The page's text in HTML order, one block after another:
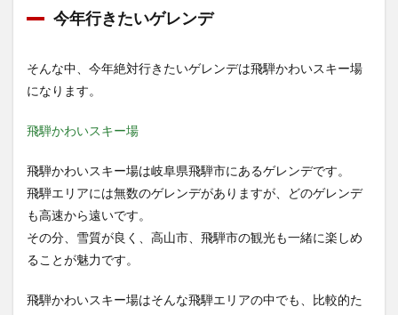
今年行きたいゲレンデ
そんな中、今年絶対行きたいゲレンデは飛騨かわいスキー場
になります。
飛騨かわいスキー場
飛騨かわいスキー場は岐阜県飛騨市にあるゲレンデです。
飛騨エリアには無数のゲレンデがありますが、どのゲレンデ
も高速から遠いです。
その分、雪質が良く、高山市、飛騨市の観光も一緒に楽しめ
ることが魅力です。
飛騨かわいスキー場はそんな飛騨エリアの中でも、比較的た